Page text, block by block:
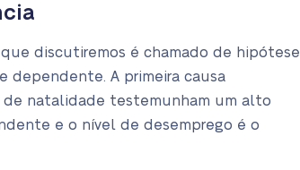
discutiremos é chamado de hipótese
dependente. A primeira causa
natalidade testemunham um alto
e o nível de desemprego é o